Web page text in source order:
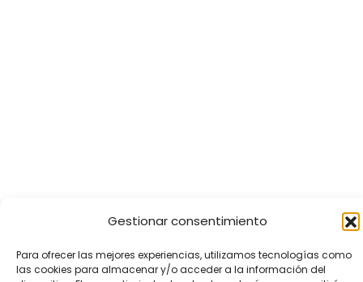
Gestionar consentimiento
Para ofrecer las mejores experiencias, utilizamos tecnologías como
las cookies para almacenar y/o acceder a la información del